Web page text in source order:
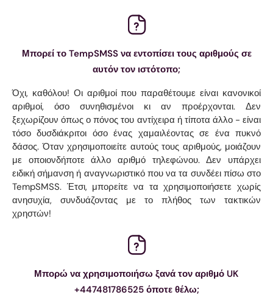
Μπορεί το TempSMSS να εντοπίσει τους αριθμούς σε
αυτόν τον ιστότοπο;
Όχι, καθόλου! Οι αριθμοί που παραθέτουμε είναι κανονικοί
αριθμοί, όσο συνηθισμένοι κι αν προέρχονται. Δεν
ξεχωρίζουν όπως ο πόνος του αντίχειρα ή τίποτα άλλο - είναι
τόσο δυσδιάκριτοι όσο ένας χαμαιλέοντας σε ένα πυκνό
δάσος. Όταν χρησιμοποιείτε αυτούς τους αριθμούς, μοιάζουν
με οποιονδήποτε άλλο αριθμό τηλεφώνου. Δεν υπάρχει
ειδική σήμανση ή αναγνωριστικό που να τα συνδέει πίσω στο
TempSMSS. Έτσι, μπορείτε να τα χρησιμοποιήσετε χωρίς
ανησυχία, συνδυάζοντας με το πλήθος των τακτικών
χρηστών!
Μπορώ να χρησιμοποιήσω ξανά τον αριθμό UK
+447481786525 όποτε θέλω;